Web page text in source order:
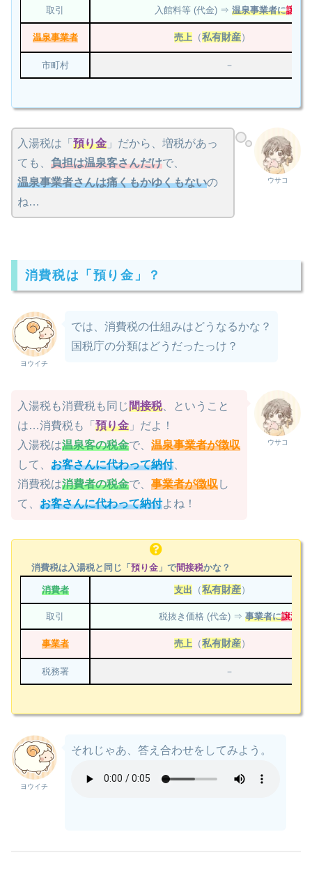
取引 入館料等 (代金) ⇒ 温泉事業者に譲渡
温泉事業者 売上 （私有財産）
市町村 －
ウサコ
入湯税は「 預り金 」だから、増税があっ
ても、 負担は温泉客さんだけで、
温泉事業者さんは痛くもかゆくもないの
ね…
消費税は「預り金」？
ヨウイチ
では、消費税の仕組みはどうなるかな？
国税庁の分類はどうだったっけ？
ウサコ
入湯税も消費税も同じ間接税、ということ
は…消費税も「 預り金 」だよ！
入湯税は温泉客の税金で、 温泉事業者が徴収
して、 お客さんに代わって納付、
消費税は消費者の税金で、 事業者が徴収し
て、 お客さんに代わって納付よね！
消費税は入湯税と同じ「 預り金 」で間接税かな？
消費者 支出 （私有財産）
取引 税抜き価格 (代金) ⇒ 事業者に譲渡
事業者 売上 （私有財産）
税務署 －
ヨウイチ
それじゃあ、答え合わせをしてみよう。